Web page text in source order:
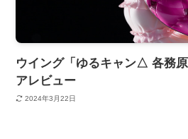
ウイング「ゆるキャン△ 各務
アレビュー
2024年3月22日